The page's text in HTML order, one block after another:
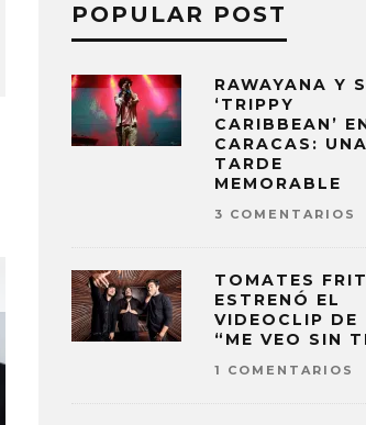
POPULAR POST
RAWAYANA Y
‘TRIPPY
CARIBBEAN’
CARACAS: UNA
TARDE
MEMORABLE
3 COMENTARIOS
TOMATES
ESTRENÓ EL
VIDEOCLIP DE
“ME VEO SIN
1 COMENTARIOS